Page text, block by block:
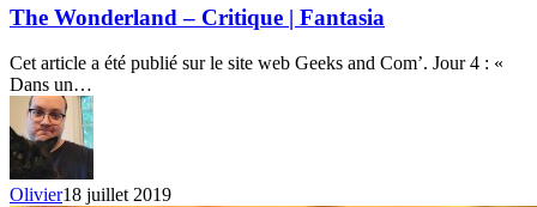
Critique
|
Fantasia
The Wonderland – Critique | Fantasia
Cet article a été publié sur le site web Geeks and Com’. Jour 4 : «
Dans un…
Olivier18 juillet 2019